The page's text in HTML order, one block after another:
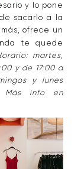
y lo pone
sacarlo a la
ofrece un
te quede
martes,
y de 17:00 a
y lunes
Más info en